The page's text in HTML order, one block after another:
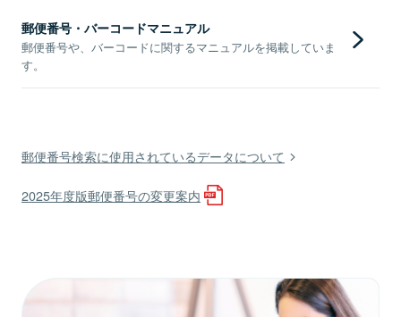
郵便番号・バーコードマニュアル
郵便番号や、バーコードに関するマニュアルを掲載していま
す。
郵便番号検索に使用されているデータについて
2025年度版郵便番号の変更案内